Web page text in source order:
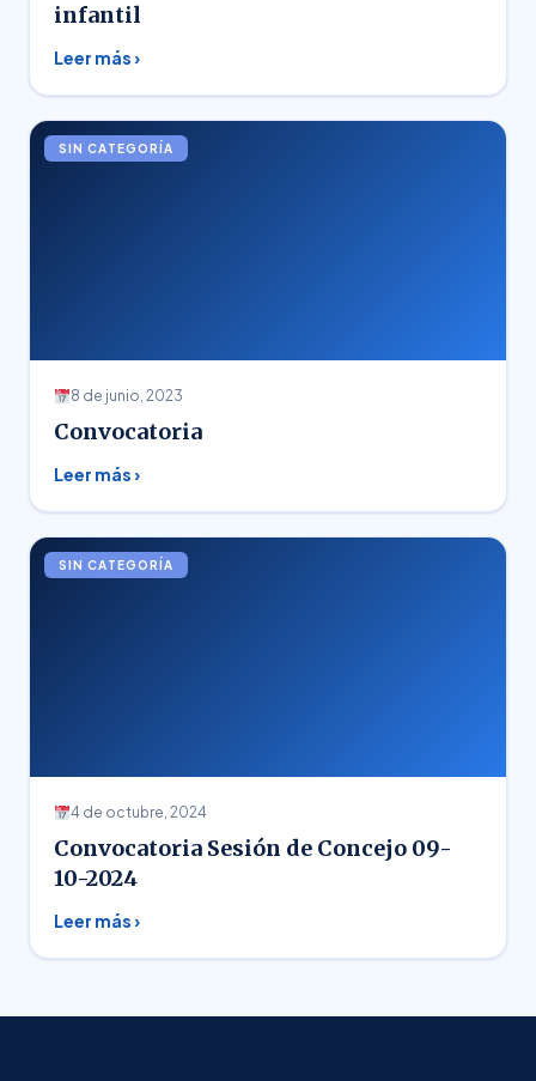
infantil
Leer más ›
SIN CATEGORÍA
8 de junio, 2023
Convocatoria
Leer más ›
SIN CATEGORÍA
4 de octubre, 2024
Convocatoria Sesión de Concejo 09-
10-2024
Leer más ›